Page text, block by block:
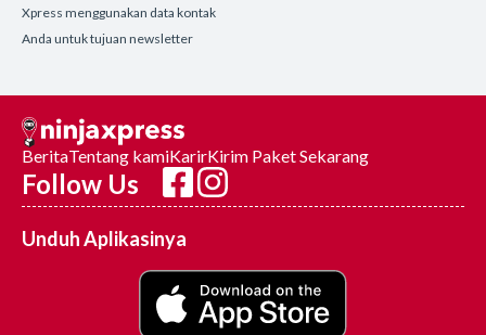
Xpress menggunakan data kontak
Anda untuk tujuan newsletter
BeritaTentang kamiKarirKirim Paket Sekarang
Follow Us
Unduh Aplikasinya